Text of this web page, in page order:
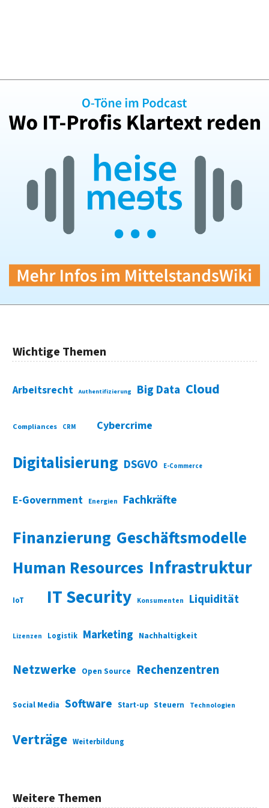
Wichtige Themen
Arbeitsrecht Authentifizierung Big Data Cloud
Compliances CRM Cybercrime
Digitalisierung DSGVO E-Commerce
E-Government Energien Fachkräfte
Finanzierung Geschäftsmodelle
Human Resources Infrastruktur
IoT IT Security Konsumenten Liquidität
Lizenzen Logistik Marketing Nachhaltigkeit
Netzwerke Open Source Rechenzentren
Social Media Software Start-up Steuern Technologien
Verträge Weiterbildung
Weitere Themen